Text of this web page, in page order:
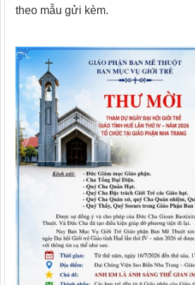
theo mẫu gửi kèm.